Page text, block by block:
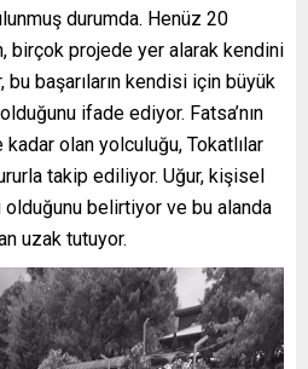
durumda. Henüz 20
birçok projede yer alarak kendini
bu başarıların kendisi için büyük
ifade ediyor. Fatsa’nın
olan yolculuğu, Tokatlılar
takip ediliyor. Uğur, kişisel
belirtiyor ve bu alanda
uzak tutuyor.